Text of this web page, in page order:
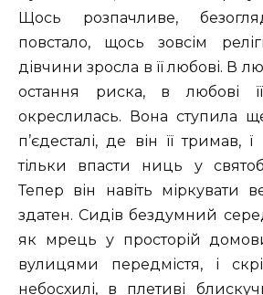
Щось розпачливе,
повстало, щось зовсім
дівчини зросла в її любові. В
остання риска, в любові її
окреслилась. Вона ступила
п’єдесталі, де він її
тільки впасти ниць у
Тепер він навіть міркувати
здатен. Сидів бездумний
як мрець у просторій
вулицями передмістя, і
небосхилі, в плетиві